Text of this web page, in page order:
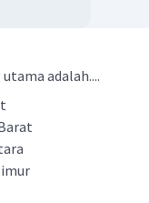
adalah....